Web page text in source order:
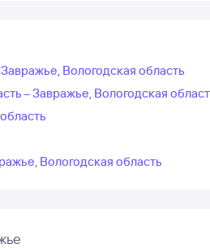
Вологодская область
– Завражье, Вологодская
Вологодская область